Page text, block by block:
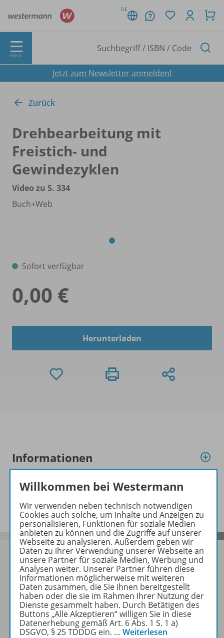
DE
MENÜ
Jetzt zum Newsletter anmelden!
Zurück
Drehbearbeitung mit
Freistich- und
Gewindezyklen
Video zu S. 334
Buch+Web
Sofort verfügbar
0,00 €
Herunterladen
Informationen
Sofort profitieren
Zum Newsletter anmelden
Willkommen bei Westermann
Wir verwenden neben technisch notwendigen
Cookies auch solche, um Inhalte und Anzeigen zu
personalisieren, Funktionen für soziale Medien
anbieten zu können und die Zugriffe auf unserer
Webseite zu analysieren. Außerdem geben wir
Daten zu ihrer Verwendung unserer Webseite an
unsere Partner für soziale Medien, Werbung und
Analysen weiter. Unserer Partner führen diese
Informationen möglicherweise mit weiteren
Daten zusammen, die Sie ihnen bereitgestellt
haben oder die sie im Rahmen Ihrer Nutzung der
Dienste gesammelt haben. Durch Betätigen des
Buttons „Alle Akzeptieren“ willigen Sie in diese
Datenerhebung gemäß Art. 6 Abs. 1 S. 1 a)
DSGVO, § 25 TDDDG ein. … Weiterlesen